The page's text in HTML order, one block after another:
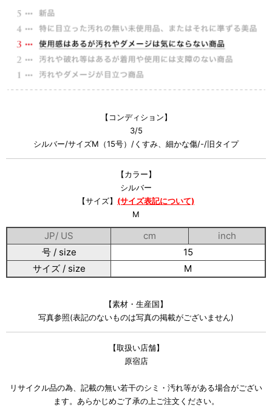
【コンディション】
3/5
シルバー/サイズM（15号）/くすみ、細かな傷/-/旧タイプ
【カラー】
シルバー
【サイズ】 (サイズ表記について)
M
JP/ US cm
inch
号 / size
15
サイズ / size
M
【素材・生産国】
写真参照(表記のないものは写真の掲載がございません)
【取扱い店舗】
原宿店
リサイクル品の為、記載の無い若干のシミ・汚れ等がある場合がござい
ます。あらかじめご了承の上ご注文ください。